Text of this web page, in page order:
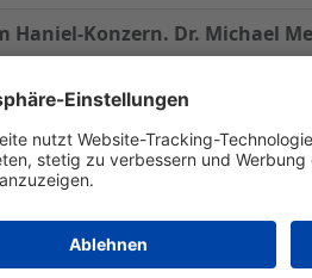
Haniel-Konzern. Dr. Michael
Späth, hat im Anschluss an
AG bekannt
seien personelle Neube-
zur Aufhebung
Vorstandsvorsitzender der
und Public Relations,